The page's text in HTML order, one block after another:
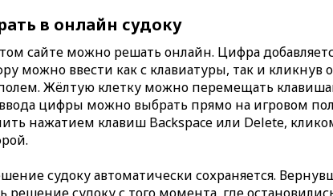
в онлайн судоку
сайте можно решать онлайн. Цифра
можно ввести как с клавиатуры, так и кликнув
Жёлтую клетку можно перемещать
ввода цифры можно выбрать прямо на игровом
нажатием клавиш Backspace или Delete,
судоку автоматически сохраняется.